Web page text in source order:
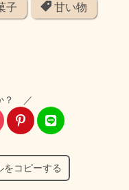
子 甘い物
？ ／
をコピーする